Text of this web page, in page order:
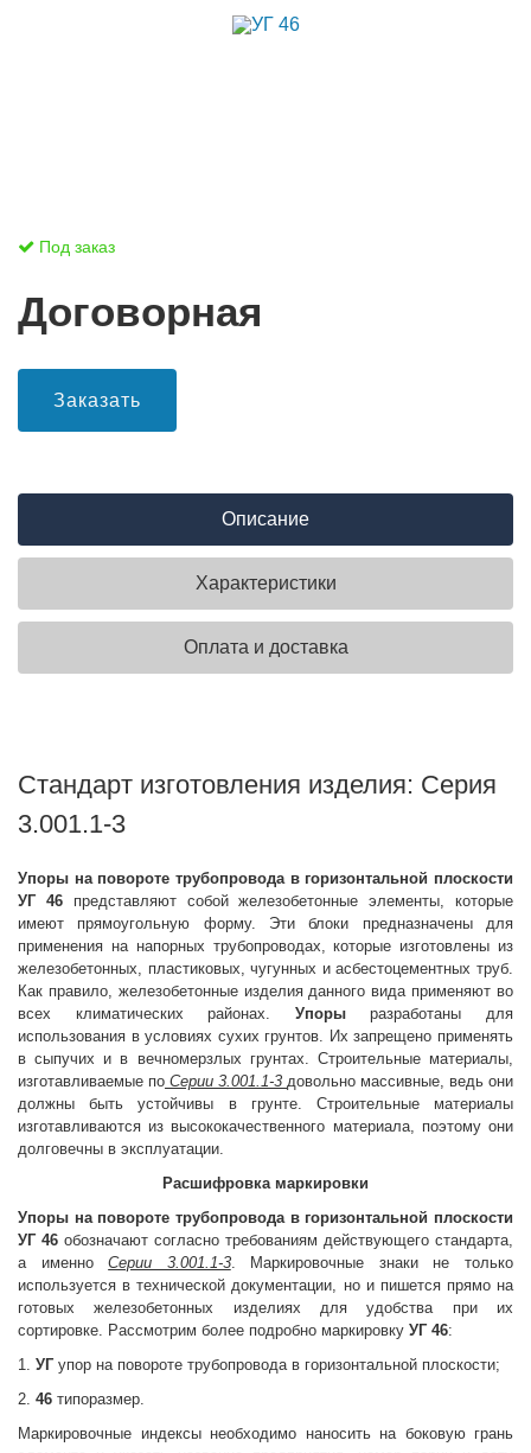
Под заказ
Договорная
Заказать
Описание
Характеристики
Оплата и доставка
Стандарт изготовления изделия: Серия
3.001.1-3
Упоры на повороте трубопровода в горизонтальной плоскости
УГ 46 представляют собой железобетонные элементы, которые
имеют прямоугольную форму. Эти блоки предназначены для
применения на напорных трубопроводах, которые изготовлены из
железобетонных, пластиковых, чугунных и асбестоцементных труб.
Как правило, железобетонные изделия данного вида применяют во
всех климатических районах. Упорыразработаны для
использования в условиях сухих грунтов. Их запрещено применять
в сыпучих и в вечномерзлых грунтах. Строительные материалы,
изготавливаемые по Серии 3.001.1-3 довольно массивные, ведь они
должны быть устойчивы в грунте. Строительные материалы
изготавливаются из высококачественного материала, поэтому они
долговечны в эксплуатации.
Расшифровка маркировки
Упоры на повороте трубопровода в горизонтальной плоскости
УГ 46 обозначают согласно требованиям действующего стандарта,
а именноСерии 3.001.1-3. Маркировочные знаки не только
используется в технической документации, но и пишется прямо на
готовых железобетонных изделиях для удобства при их
сортировке. Рассмотрим более подробно маркировку УГ 46:
1. УГ упор на повороте трубопровода в горизонтальной плоскости;
2. 46 типоразмер.
Маркировочные индексы необходимо наносить на боковую грань